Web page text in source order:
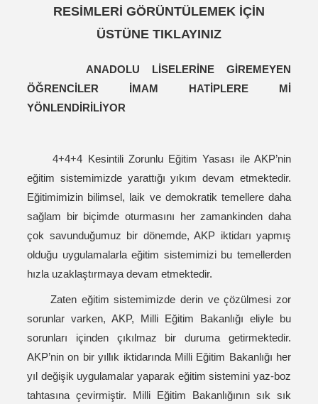
RESİMLERİ GÖRÜNTÜLEMEK İÇİN
ÜSTÜNE TIKLAYINIZ
ANADOLU LİSELERİNE GİREMEYEN
ÖĞRENCİLER İMAM HATİPLERE Mİ
YÖNLENDİRİLİYOR
4+4+4 Kesintili Zorunlu Eğitim Yasası ile AKP’nin
eğitim sistemimizde yarattığı yıkım devam etmektedir.
Eğitimimizin bilimsel, laik ve demokratik temellere daha
sağlam bir biçimde oturmasını her zamankinden daha
çok savunduğumuz bir dönemde, AKP iktidarı yapmış
olduğu uygulamalarla eğitim sistemimizi bu temellerden
hızla uzaklaştırmaya devam etmektedir.
Zaten eğitim sistemimizde derin ve çözülmesi zor
sorunlar varken, AKP, Milli Eğitim Bakanlığı eliyle bu
sorunları içinden çıkılmaz bir duruma getirmektedir.
AKP’nin on bir yıllık iktidarında Milli Eğitim Bakanlığı her
yıl değişik uygulamalar yaparak eğitim sistemini yaz-boz
tahtasına çevirmiştir. Milli Eğitim Bakanlığının sık sık